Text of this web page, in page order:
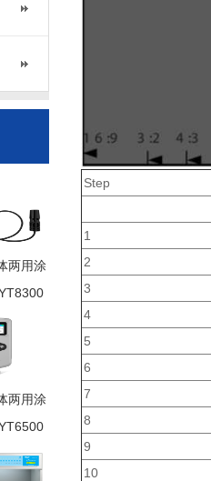
两用涂
两用涂
Step
1
2
3
4
5
6
7
8
9
10